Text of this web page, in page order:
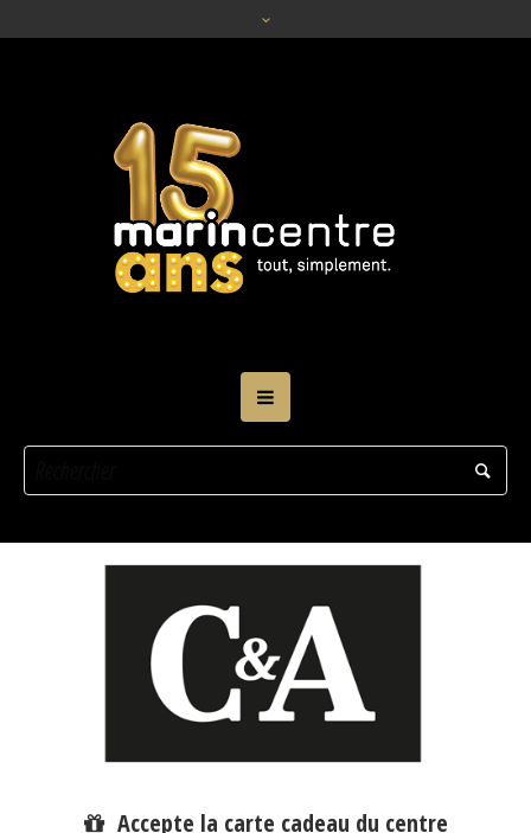
Accepte la carte cadeau du centre